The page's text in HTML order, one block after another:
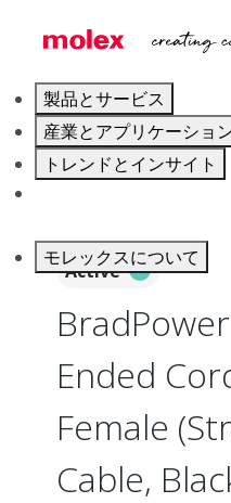
製品とサービス
産業とアプリケーショ
トレンドとインサイト
モレックスについて
Active
Ended
Female
Cable,